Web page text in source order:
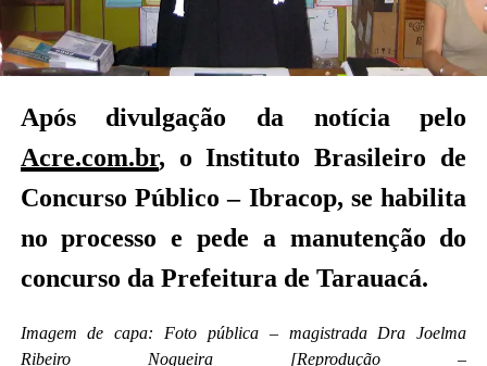
Após divulgação da notícia pelo
Acre.com.br, o Instituto Brasileiro de
Concurso Público – Ibracop, se habilita
no processo e pede a manutenção do
concurso da Prefeitura de Tarauacá.
Imagem de capa: Foto pública – magistrada Dra Joelma
Ribeiro Nogueira [Reprodução –